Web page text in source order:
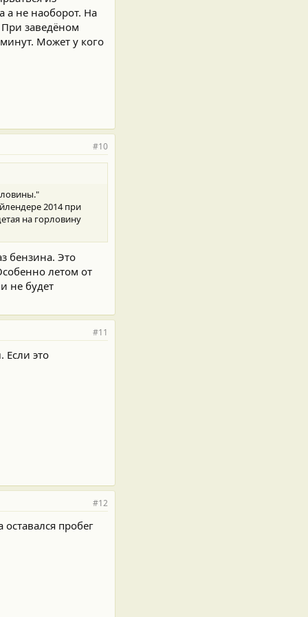
а не наоборот. На
заведёном
Может у кого
#10
2014 при
на горловину
бензина. Это
летом от
не будет
#11
Если это
#12
пробег